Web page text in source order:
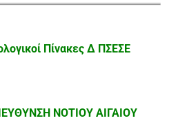
Πίνακες Δ ΠΣΕΣΕ
ΝΟΤΙΟΥ ΑΙΓΑΙΟΥ